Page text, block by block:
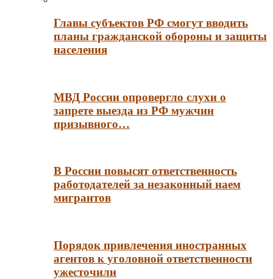
Главы субъектов РФ смогут вводить
планы гражданской обороны и защиты
населения
МВД России опровергло слухи о
запрете выезда из РФ мужчин
призывного…
В России повысят ответственность
работодателей за незаконный наем
мигрантов
Порядок привлечения иностранных
агентов к уголовной ответственности
ужесточили